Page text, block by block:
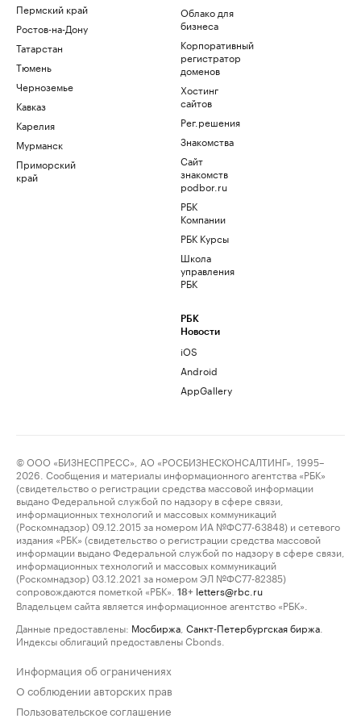
Пермский край
Ростов-на-Дону
Татарстан
Тюмень
Черноземье
Кавказ
Карелия
Мурманск
Приморский
край
Облако для
бизнеса
Корпоративный
регистратор
доменов
Хостинг
сайтов
Рег.решения
Знакомства
Сайт
знакомств
podbor.ru
РБК
Компании
РБК Курсы
Школа
управления
РБК
РБК
Новости
iOS
Android
AppGallery
© ООО «БИЗНЕСПРЕСС», АО «РОСБИЗНЕСКОНСАЛТИНГ», 1995–
2026. Сообщения и материалы информационного агентства «РБК»
(свидетельство о регистрации средства массовой информации
выдано Федеральной службой по надзору в сфере связи,
информационных технологий и массовых коммуникаций
(Роскомнадзор) 09.12.2015 за номером ИА №ФС77-63848) и сетевого
издания «РБК» (свидетельство о регистрации средства массовой
информации выдано Федеральной службой по надзору в сфере связи,
информационных технологий и массовых коммуникаций
(Роскомнадзор) 03.12.2021 за номером ЭЛ №ФС77-82385)
сопровождаются пометкой «РБК».
18+ letters@rbc.ru
Владельцем сайта является информационное агентство «РБК».
Данные предоставлены: Мосбиржа Санкт-Петербургская биржа
Индексы облигаций предоставлены Cbonds.
Информация об ограничениях
О соблюдении авторских прав
Пользовательское соглашение